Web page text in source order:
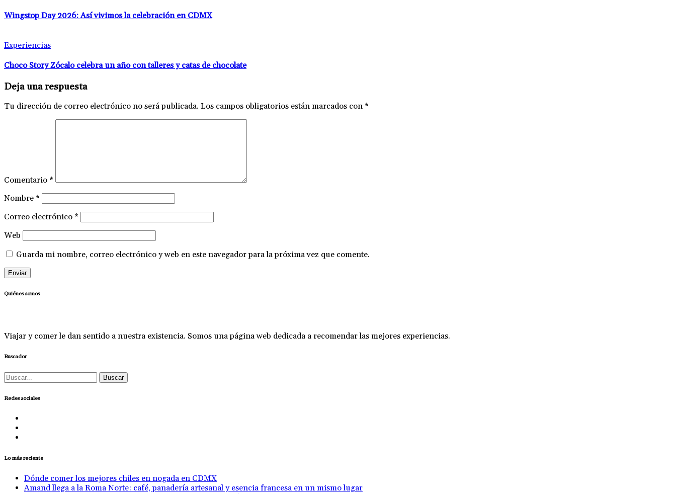
Wingstop Day 2026: Así vivimos la celebración en CDMX
Experiencias
Choco Story Zócalo celebra un año con talleres y catas de chocolate
Deja una respuesta
Tu dirección de correo electrónico no será publicada. Los campos obligatorios están marcados con *
Comentario *
Nombre *
Correo electrónico *
Web
Guarda mi nombre, correo electrónico y web en este navegador para la próxima vez que comente.
Quiénes somos
Viajar y comer le dan sentido a nuestra existencia. Somos una página web dedicada a recomendar las mejores experiencias.
Buscador
Buscar:
Redes sociales
Lo más reciente
Dónde comer los mejores chiles en nogada en CDMX
Amand llega a la Roma Norte: café, panadería artesanal y esencia francesa en un mismo lugar